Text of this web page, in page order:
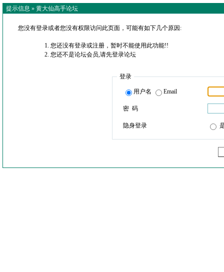
提示信息 » 黄大仙高手论坛
您没有登录或者您没有权限访问此页面，可能有如下几个原因:
您还没有登录或注册，暂时不能使用此功能!!
您还不是论坛会员,请先登录论坛
登录
用户名 Email
密 码
隐身登录